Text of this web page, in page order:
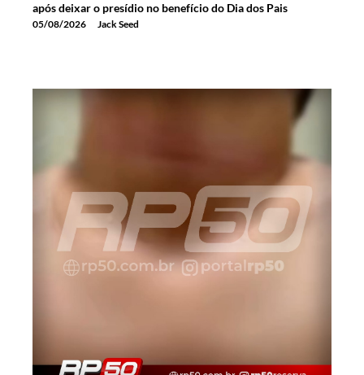
após deixar o presídio no benefício do Dia dos Pais
05/08/2026 Jack Seed